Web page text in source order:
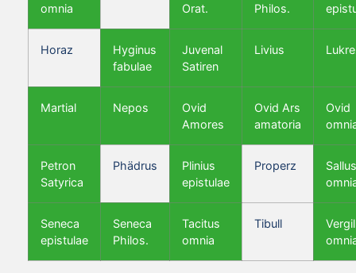
omnia
Orat.
Philos.
Horaz
Hyginus
fabulae
Juvenal
Satiren
Livius
Martial Nepos
Ovid
Amores
Ovid Ars
amatoria
Ovid
Petron
Satyrica
Phädrus
Plinius
epistulae
Properz
Seneca
epistulae
Seneca
Philos.
Tacitus
omnia
Tibull
Vergil